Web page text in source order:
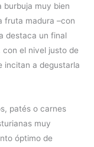
burbuja muy bien
fruta madura –con
destaca un final
el nivel justo de
incitan a degustarla
patés o carnes
muy
óptimo de